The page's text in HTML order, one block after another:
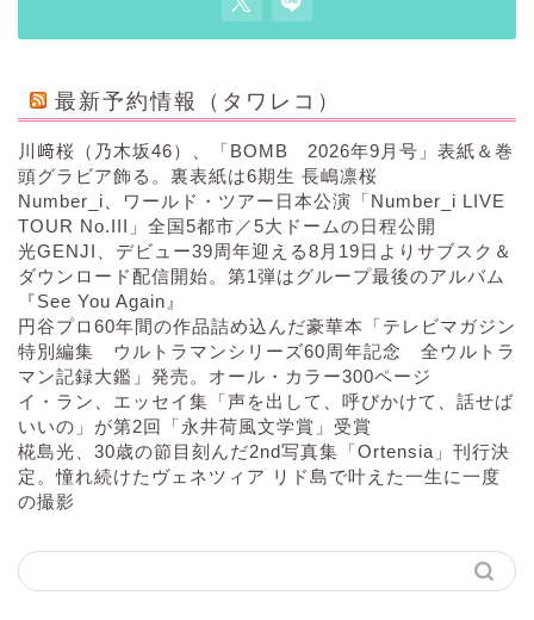
最新予約情報（タワレコ）
川﨑桜（乃木坂46）、「BOMB 2026年9月号」表紙＆巻
頭グラビア飾る。裏表紙は6期生 長嶋凛桜
Number_i、ワールド・ツアー日本公演「Number_i LIVE
TOUR No.III」全国5都市／5大ドームの日程公開
光GENJI、デビュー39周年迎える8月19日よりサブスク＆
ダウンロード配信開始。第1弾はグループ最後のアルバム
『See You Again』
円谷プロ60年間の作品詰め込んだ豪華本「テレビマガジン
特別編集 ウルトラマンシリーズ60周年記念 全ウルトラ
マン記録大鑑」発売。オール・カラー300ページ
イ・ラン、エッセイ集「声を出して、呼びかけて、話せば
いいの」が第2回「永井荷風文学賞」受賞
椛島光、30歳の節目刻んだ2nd写真集「Ortensia」刊行決
定。憧れ続けたヴェネツィア リド島で叶えた一生に一度
の撮影